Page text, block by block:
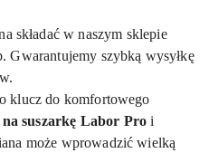
składać w naszym sklepie
Gwarantujemy szybką wysyłkę
klucz do komfortowego
na suszarkę Labor Pro i
może wprowadzić wielką